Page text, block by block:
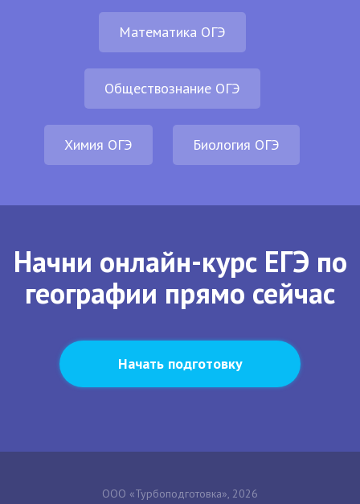
Математика ОГЭ
Обществознание ОГЭ
Химия ОГЭ Биология ОГЭ
Начни онлайн-курс ЕГЭ по
географии прямо сейчас
Начать подготовку
ООО «Турбоподготовка», 2026